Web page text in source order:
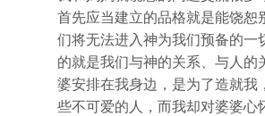
首先应当建立的品格就是能饶恕
们将无法进入神为我们预备的一
的就是我们与神的关系、与人的
婆安排在我身边，是为了造就我
些不可爱的人，而我却对婆婆心